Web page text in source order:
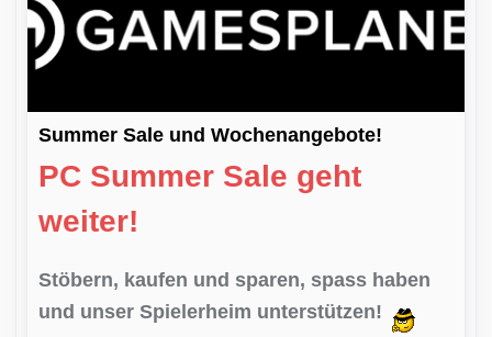
Summer Sale und Wochenangebote!
PC Summer Sale geht
weiter!
Stöbern, kaufen und sparen, spass haben
und unser Spielerheim unterstützen!